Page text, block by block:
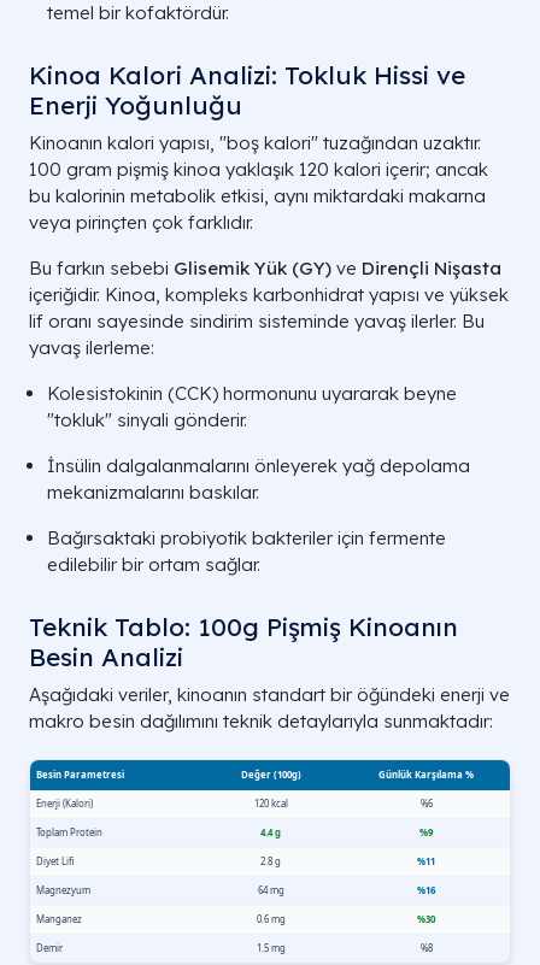
Kinoa Yok Tam Protein
Pirinç (Beyaz) Yok Düşük
Buğday Var Orta
Mısır Düşük
temel bir kofaktördür.
Kinoa Kalori Analizi: Tokluk Hissi ve
Enerji Yoğunluğu
Kinoanın kalori yapısı, "boş kalori" tuzağından uzaktır.
100 gram pişmiş kinoa yaklaşık 120 kalori içerir; ancak
bu kalorinin metabolik etkisi, aynı miktardaki makarna
veya pirinçten çok farklıdır.
Bu farkın sebebi Glisemik Yük (GY) ve Dirençli Nişasta
içeriğidir. Kinoa, kompleks karbonhidrat yapısı ve yüksek
lif oranı sayesinde sindirim sisteminde yavaş ilerler. Bu
yavaş ilerleme:
Kolesistokinin (CCK) hormonunu uyararak beyne
"tokluk" sinyali gönderir.
İnsülin dalgalanmalarını önleyerek yağ depolama
mekanizmalarını baskılar.
Bağırsaktaki probiyotik bakteriler için fermente
edilebilir bir ortam sağlar.
Teknik Tablo: 100g Pişmiş Kinoanın
Besin Analizi
Aşağıdaki veriler, kinoanın standart bir öğündeki enerji ve
makro besin dağılımını teknik detaylarıyla sunmaktadır: